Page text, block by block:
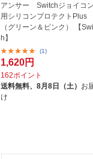
アンサー Switchジョイコン
用シリコンプロテクトPlus
（グリーン＆ピンク） 【
h】
(1)
1,620円
162ポイント
送料無料、 8月8日（土） お
け